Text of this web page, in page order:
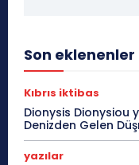
Son eklenenler
Kıbrıs iktibas
Dionysis Dionysiou
Denizden Gelen
yazılar